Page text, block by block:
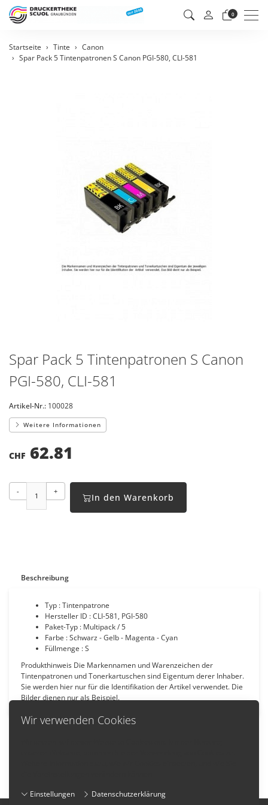
Wir verwenden Cookies
Einstellungen
Datenschutzerklärung
0
Startseite Tinte
Canon
Spar Pack 5 Tintenpatronen S Canon PGI-580, CLI-581
Spar Pack 5 Tintenpatronen S Canon
PGI-580, CLI-581
Artikel-Nr.: 100028
Weitere Informationen
CHF 62.81
- +
In den Warenkorb
Beschreibung
Typ : Tintenpatrone
Hersteller ID : CLI-581, PGI-580
Paket-Typ : Multipack / 5
Farbe : Schwarz - Gelb - Magenta - Cyan
Füllmenge : S
Produkthinweis Die Markennamen und Warenzeichen der
Tintenpatronen und Tonerkartuschen sind Eigentum derer Inhaber.
Sie werden hier nur für die Identifikation der Artikel verwendet. Die
Bilder dienen nur als Beispiel.